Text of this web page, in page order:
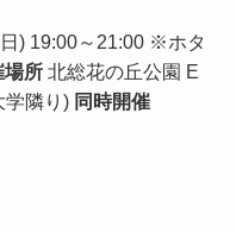
) 19:00～21:00 ※ホタ
場所北総花の丘公園 E
学隣り) 同時開催